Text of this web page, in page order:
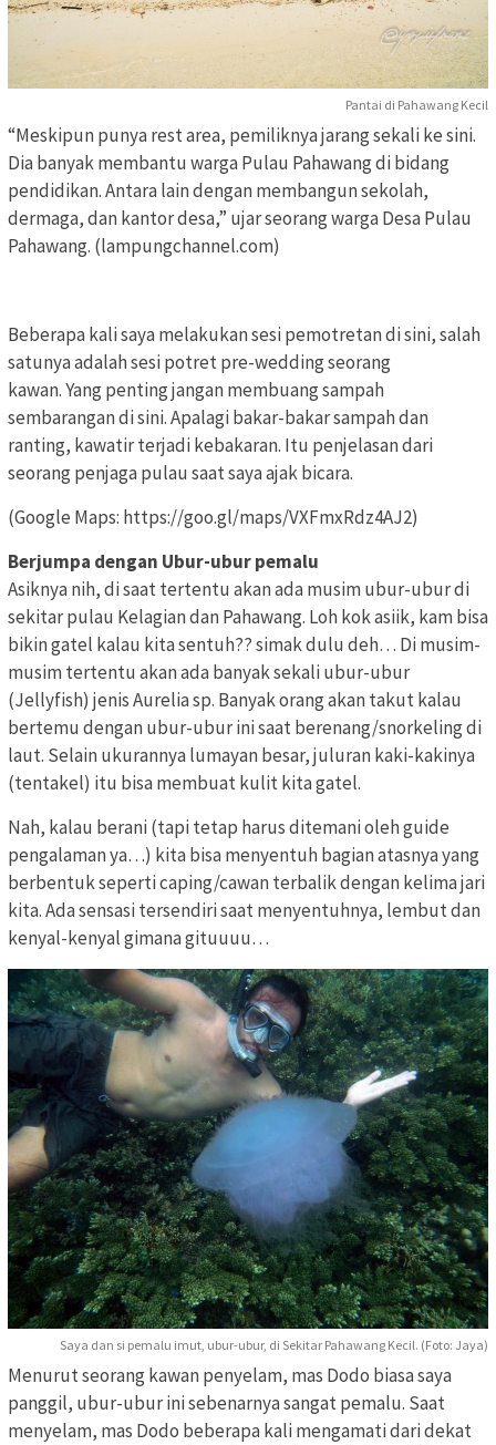
Pantai di Pahawang Kecil
“Meskipun punya rest area, pemiliknya jarang sekali ke sini.
Dia banyak membantu warga Pulau Pahawang di bidang
pendidikan. Antara lain dengan membangun sekolah,
dermaga, dan kantor desa,” ujar seorang warga Desa Pulau
Pahawang. (lampungchannel.com)
Beberapa kali saya melakukan sesi pemotretan di sini, salah
satunya adalah sesi potret pre-wedding seorang
kawan. Yang penting jangan membuang sampah
sembarangan di sini. Apalagi bakar-bakar sampah dan
ranting, kawatir terjadi kebakaran. Itu penjelasan dari
seorang penjaga pulau saat saya ajak bicara.
(Google Maps: https://goo.gl/maps/VXFmxRdz4AJ2)
Berjumpa dengan Ubur-ubur pemalu
Asiknya nih, di saat tertentu akan ada musim ubur-ubur di
sekitar pulau Kelagian dan Pahawang. Loh kok asiik, kam bisa
bikin gatel kalau kita sentuh?? simak dulu deh… Di musim-
musim tertentu akan ada banyak sekali ubur-ubur
(Jellyfish) jenis Aurelia sp. Banyak orang akan takut kalau
bertemu dengan ubur-ubur ini saat berenang/snorkeling di
laut. Selain ukurannya lumayan besar, juluran kaki-kakinya
(tentakel) itu bisa membuat kulit kita gatel.
Nah, kalau berani (tapi tetap harus ditemani oleh guide
pengalaman ya…) kita bisa menyentuh bagian atasnya yang
berbentuk seperti caping/cawan terbalik dengan kelima jari
kita. Ada sensasi tersendiri saat menyentuhnya, lembut dan
kenyal-kenyal gimana gituuuu…
Saya dan si pemalu imut, ubur-ubur, di Sekitar Pahawang Kecil. (Foto: Jaya)
Menurut seorang kawan penyelam, mas Dodo biasa saya
panggil, ubur-ubur ini sebenarnya sangat pemalu. Saat
menyelam, mas Dodo beberapa kali mengamati dari dekat